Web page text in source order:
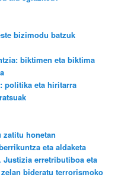
bizimodu batzuk
biktimen eta biktima
politika eta hiritarra
zatitu honetan
eta aldaketa
erretributiboa eta
bideratu terrorismoko